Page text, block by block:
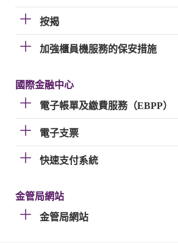
按揭
加強櫃員機服務的保安措施
國際金融中心
電子帳單及繳費服務（EBPP）
電子支票
快速支付系統
金管局網站
金管局網站